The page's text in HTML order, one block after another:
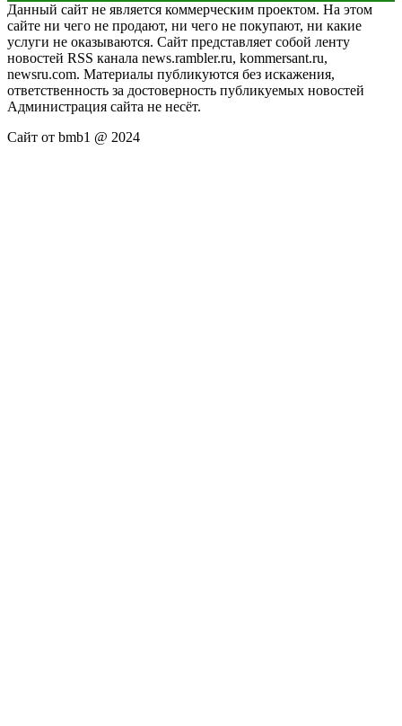
Данный сайт не является коммерческим проектом. На этом
сайте ни чего не продают, ни чего не покупают, ни какие
услуги не оказываются. Сайт представляет собой ленту
новостей RSS канала news.rambler.ru, kommersant.ru,
newsru.com. Материалы публикуются без искажения,
ответственность за достоверность публикуемых новостей
Администрация сайта не несёт.
Сайт от bmb1 @ 2024